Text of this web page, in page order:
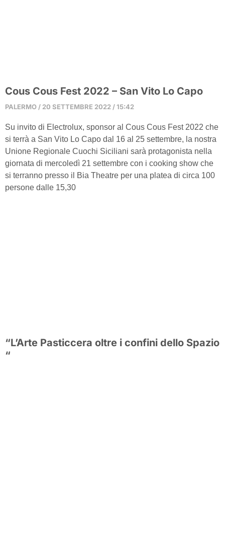
Cous Cous Fest 2022 – San Vito Lo Capo
PALERMO 20 SETTEMBRE 2022 15:42
Su invito di Electrolux, sponsor al Cous Cous Fest 2022 che
si terrà a San Vito Lo Capo dal 16 al 25 settembre, la nostra
Unione Regionale Cuochi Siciliani sarà protagonista nella
giornata di mercoledì 21 settembre con i cooking show che
si terranno presso il Bia Theatre per una platea di circa 100
persone dalle 15,30
“L’Arte Pasticcera oltre i confini dello Spazio
“